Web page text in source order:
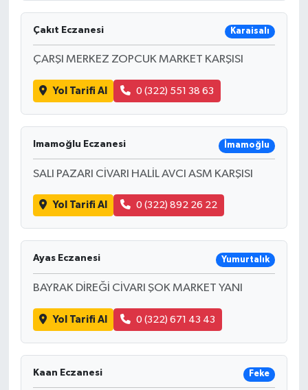
Çakıt Eczanesi Karaisalı
ÇARŞI MERKEZ ZOPCUK MARKET KARŞISI
Yol Tarifi Al 0 (322) 551 38 63
Imamoğlu Eczanesi İmamoğlu
SALI PAZARI CİVARI HALİL AVCI ASM KARŞISI
Yol Tarifi Al 0 (322) 892 26 22
Ayas Eczanesi Yumurtalık
BAYRAK DİREĞİ CİVARI ŞOK MARKET YANI
Yol Tarifi Al 0 (322) 671 43 43
Kaan Eczanesi Feke